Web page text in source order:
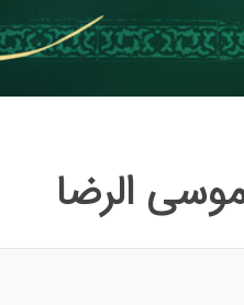
الرضا